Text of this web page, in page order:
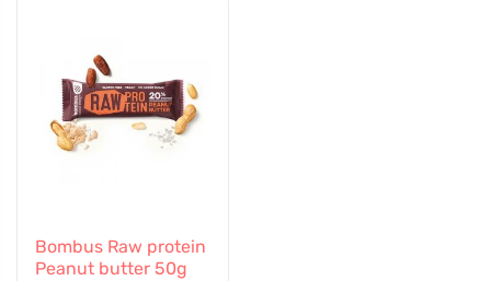
Bombus Raw protein
Peanut butter 50g